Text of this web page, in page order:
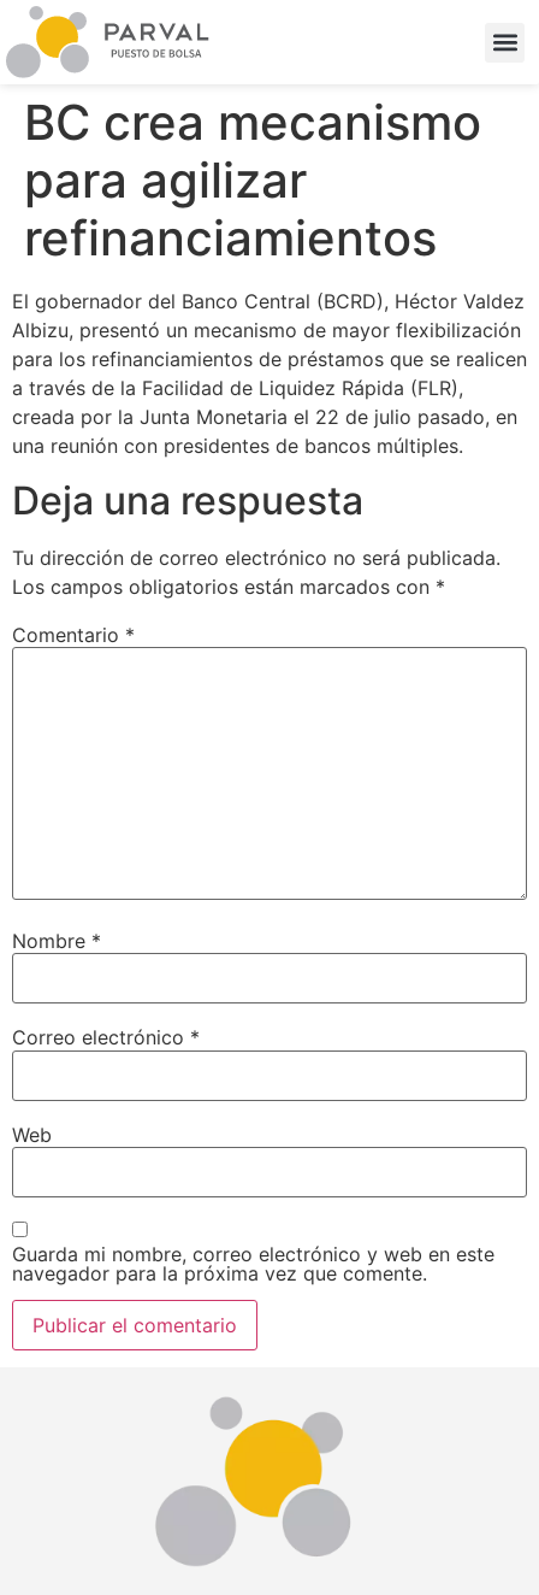
BC crea mecanismo
para agilizar
refinanciamientos
El gobernador del Banco Central (BCRD), Héctor Valdez
Albizu, presentó un mecanismo de mayor flexibilización
para los refinanciamientos de préstamos que se realicen
a través de la Facilidad de Liquidez Rápida (FLR),
creada por la Junta Monetaria el 22 de julio pasado, en
una reunión con presidentes de bancos múltiples.
Deja una respuesta
Tu dirección de correo electrónico no será publicada.
Los campos obligatorios están marcados con *
Comentario *
Nombre *
Correo electrónico *
Web
Guarda mi nombre, correo electrónico y web en este
navegador para la próxima vez que comente.